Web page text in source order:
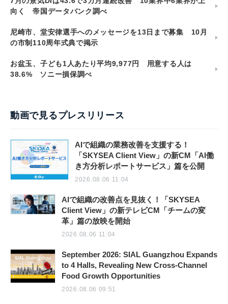
向く 帝国データバンク調べ
尼崎市、堂安律選手へのメッセージを13日まで募集 10月
の市制110周年式典で掲示
お盆玉、子ども1人あたり平均9,977円 用意する人は
38.6% ソニー損保調べ
動画で見るプレスリリース
AIで組織の業務改善を支援する！
「SKYSEA Client View」の新CM「AI働
き方分析レポートサービス」篇を公開
2026.08.06 11:04
AIで組織の改善点を見抜く！「SKYSEA
Client View」の新テレビCM「チームの変
革」篇の放映を開始
2026.08.06 11:04
September 2026: SIAL Guangzhou Expands
to 4 Halls, Revealing New Cross-Channel
Food Growth Opportunities
2026.08.06 09:51